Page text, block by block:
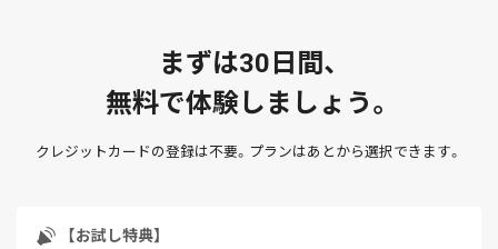
まずは30日間、
無料で体験しましょう。
クレジットカードの登録は不要。 プランはあとから選択できます。
【お試し特典】